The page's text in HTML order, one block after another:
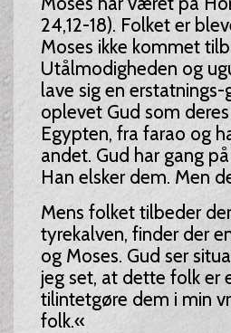
24,12-18). Folket er
Moses ikke kommet
Utålmodigheden og
lave sig en
oplevet Gud som
Egypten, fra farao og
andet. Gud har gang
Han elsker dem. Men
Mens folket tilbeder
tyrekalven, finder der
og Moses. Gud ser
jeg set, at dette folk er
tilintetgøre dem i min
folk.«